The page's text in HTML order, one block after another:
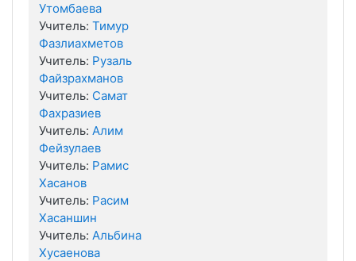
Утомбаева
Учитель: Тимур
Фазлиахметов
Учитель: Рузаль
Файзрахманов
Учитель: Самат
Фахразиев
Учитель: Алим
Фейзулаев
Учитель: Рамис
Хасанов
Учитель: Расим
Хасаншин
Учитель: Альбина
Хусаенова